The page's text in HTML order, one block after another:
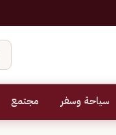
سياحة وسفر مجتمع